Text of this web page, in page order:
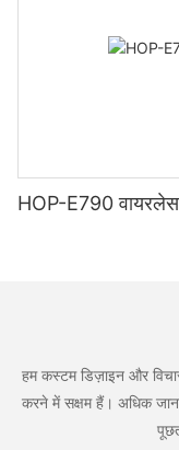
HOP-E790
हम कस्टम डिज़ाइन और
करने में सक्षम हैं। अधिक